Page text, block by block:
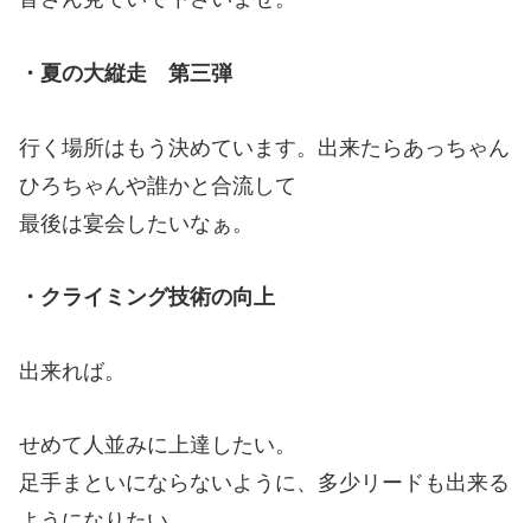
・夏の大縦走 第三弾
行く場所はもう決めています。出来たらあっちゃん
ひろちゃんや誰かと合流して
最後は宴会したいなぁ。
・クライミング技術の向上
出来れば。
せめて人並みに上達したい。
足手まといにならないように、多少リードも出来る